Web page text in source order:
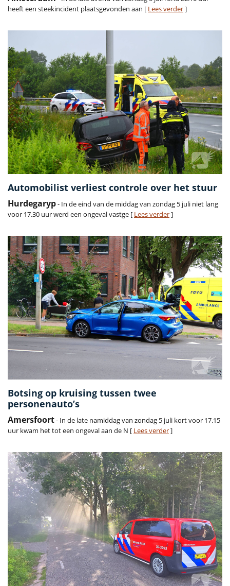
heeft een steekincident plaatsgevonden aan [ Lees verder]
Automobilist verliest controle over het stuur
Hurdegaryp- In de eind van de middag van zondag 5 juli niet lang
voor 17.30 uur werd een ongeval vastge [ Lees verder]
Botsing op kruising tussen twee
personenauto’s
Amersfoort- In de late namiddag van zondag 5 juli kort voor 17.15
uur kwam het tot een ongeval aan de N [ Lees verder]